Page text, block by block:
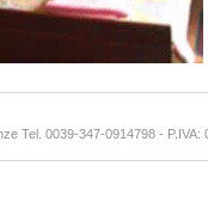
Tel. 0039-347-0914798 - P.IVA: